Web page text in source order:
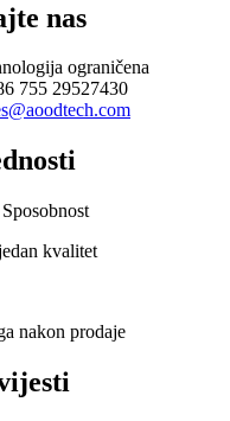
nas
ograničena
755 29527430
kvalitet
nakon prodaje